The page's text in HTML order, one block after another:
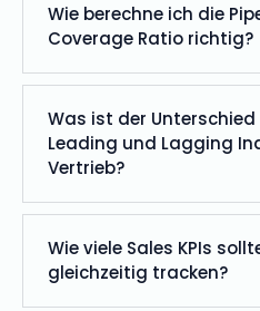
Wie berechne ich die
Coverage Ratio richtig?
Was ist der Unterschied
Leading und Lagging
Vertrieb?
Wie viele Sales KPIs
gleichzeitig tracken?